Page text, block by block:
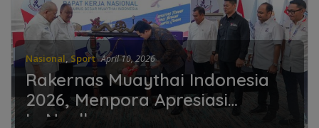
Nasional, Sport April 10, 2026
Rakernas Muaythai Indonesia
2026, Menpora Apresiasi
LaNyalla